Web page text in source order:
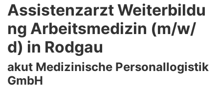
Assistenzarzt Weiterbildu
ng Arbeitsmedizin (m/w/
d) in Rodgau
akut Medizinische Personallogistik
GmbH